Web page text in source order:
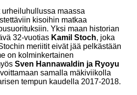
maassa
kisoihin matkaa
Yksi maan historian
32-vuotias Kamil Stoch, joka
meriitit eivät jää pelkästään
on kolminkertainen
Sven Hannawaldin ja Ryoyu
samalla mäkiviikolla
tempun kaudella 2017-2018.